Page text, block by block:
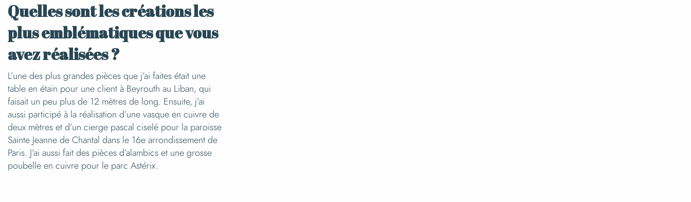
Quelles sont les créations les
plus emblématiques que vous
avez réalisées ?
L’une des plus grandes pièces que j’ai faites était une
table en étain pour une client à Beyrouth au Liban, qui
faisait un peu plus de 12 mètres de long. Ensuite, j’ai
aussi participé à la réalisation d’une vasque en cuivre de
deux mètres et d’un cierge pascal ciselé pour la paroisse
Sainte Jeanne de Chantal dans le 16e arrondissement de
Paris. J’ai aussi fait des pièces d’alambics et une grosse
poubelle en cuivre pour le parc Astérix.